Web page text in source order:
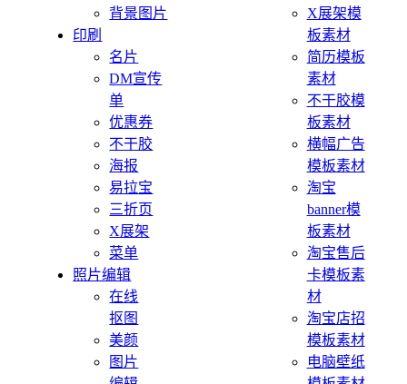
背景图片
印刷
名片
DM宣传
单
优惠券
不干胶
海报
易拉宝
三折页
X展架
菜单
照片编辑
在线
抠图
美颜
图片
X展架模
板素材
简历模板
素材
不干胶模
板素材
横幅广告
模板素材
淘宝
banner模
板素材
淘宝售后
卡模板素
材
淘宝店招
模板素材
电脑壁纸